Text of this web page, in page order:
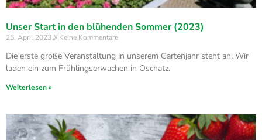
Unser Start in den blühenden Sommer (2023)
25. April 2023 Keine Kommentare
Die erste große Veranstaltung in unserem Gartenjahr steht an. Wir
laden ein zum Frühlingserwachen in Oschatz.
Weiterlesen »